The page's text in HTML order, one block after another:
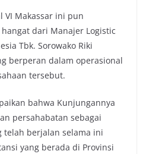
VI Makassar ini pun
dari Manajer Logistic
Tbk. Sorowako Riki
berperan dalam operasional
tersebut.
bahwa Kunjungannya
persahabatan sebagai
telah berjalan selama ini
yang berada di Provinsi